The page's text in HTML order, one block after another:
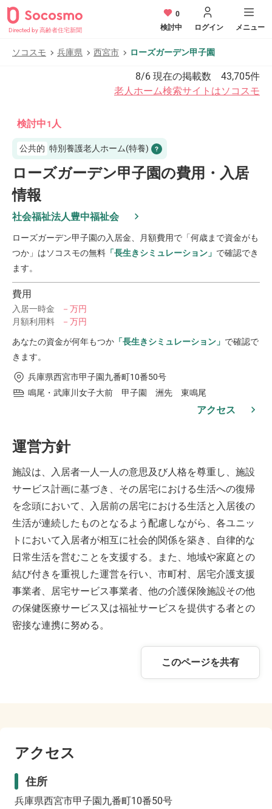
Directed by 高齢者住宅新聞
0
検討中
ログイン メニュー
ソコスモ 兵庫県 西宮市 ローズガーデン甲子園
8/6 現在の掲載数 43,705件
老人ホーム検索サイトはソコスモ
検討中1 人
公共的 特別養護老人ホーム(特養)
ローズガーデン甲子園の費用・入居
情報
社会福祉法人豊中福祉会
ローズガーデン甲子園の入居金、月額費用で「何歳まで資金がも
つか」はソコスモの無料 「長生きシミュレーション」 で確認でき
ます。
費用
入居一時金
－万円
月額利用料
－万円
あなたの資金が何年もつか 「長生きシミュレーション」 で確認で
きます。
兵庫県西宮市甲子園九番町10番50号
鳴尾・武庫川女子大前 甲子園 洲先 東鳴尾
アクセス
運営方針
施設は、入居者一人一人の意思及び人格を尊重し、施設
サービス計画に基づき、その居宅における生活への復帰
を念頭において、入居前の居宅における生活と入居後の
生活が連続したものとなるよう配慮しながら、各ユニッ
トにおいて入居者が相互に社会的関係を築き、自律的な
日常生活を営むことを支援する。また、地域や家庭との
結び付きを重視した運営を行い、市町村、居宅介護支援
事業者、居宅サービス事業者、他の介護保険施設その他
の保健医療サービス又は福祉サービスを提供する者との
密接な連携に努める。
このページを共有
アクセス
住所
兵庫県西宮市甲子園九番町10番50号